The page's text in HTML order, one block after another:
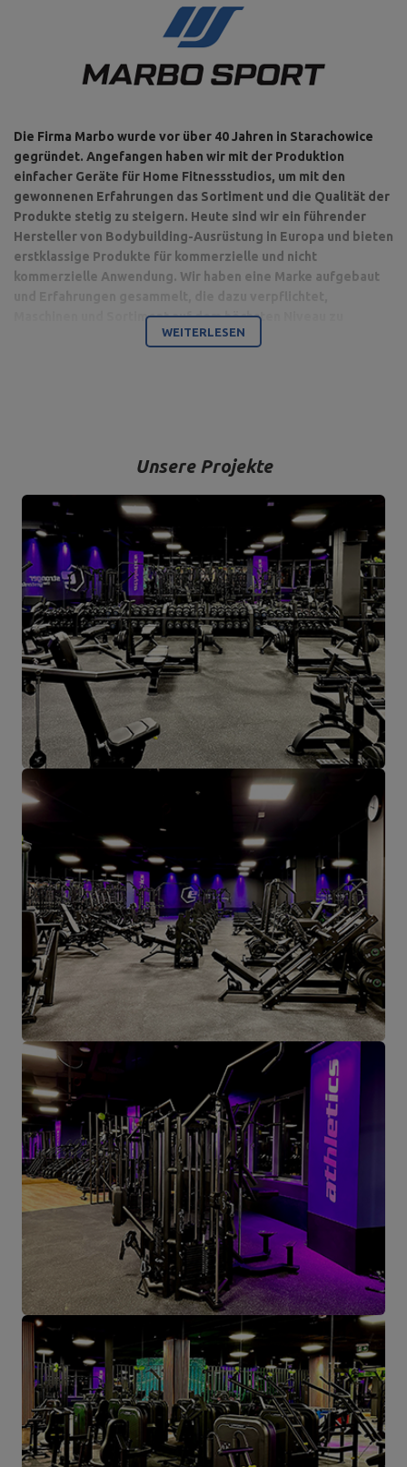
Die Firma Marbo wurde vor über 40 Jahren in Starachowice
gegründet. Angefangen haben wir mit der Produktion
einfacher Geräte für Home Fitnessstudios, um mit den
gewonnenen Erfahrungen das Sortiment und die Qualität der
Produkte stetig zu steigern. Heute sind wir ein führender
Hersteller von Bodybuilding-Ausrüstung in Europa und bieten
erstklassige Produkte für kommerzielle und nicht
kommerzielle Anwendung. Wir haben eine Marke aufgebaut
Maschinen und Sortiment auf dem höchsten Niveau zu
Starachowice in der Woiwodschaft Świętokrzyskie. Hier befinden
sich unsere Büroräume und die Produktions- und Lagerhallen. Von
hier aus werden alle Formen des Online-Verkaufs und der Kontakt
mit unseren Kunden gesteuert. Von hier aus werden auch unsere
Produkte für einzelne Empfänger und Partnergeschäfte geschickt.
Das Herz unseres Unternehmens liegt in Starachowice und das ist
die Ortschaft, wo alles anfängt.
WEITERLESEN
Unsere Projekte